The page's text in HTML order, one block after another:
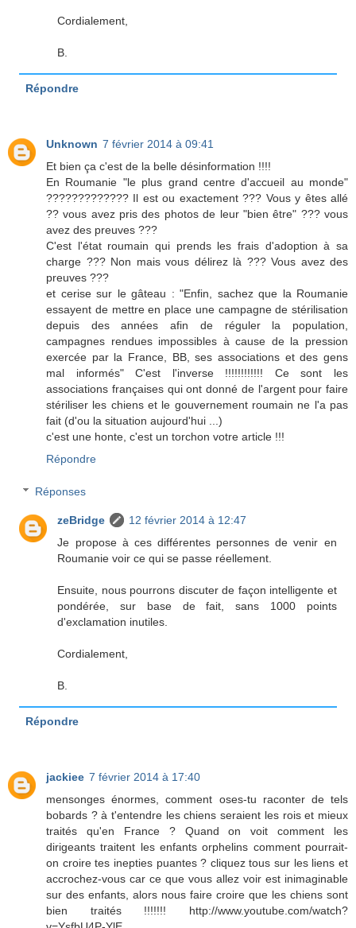
Cordialement,
B.
Répondre
Unknown 7 février 2014 à 09:41
Et bien ça c'est de la belle désinformation !!!!
En Roumanie "le plus grand centre d'accueil au monde"
????????????? Il est ou exactement ??? Vous y êtes allé
?? vous avez pris des photos de leur "bien être" ??? vous
avez des preuves ???
C'est l'état roumain qui prends les frais d'adoption à sa
charge ??? Non mais vous délirez là ??? Vous avez des
preuves ???
et cerise sur le gâteau : "Enfin, sachez que la Roumanie
essayent de mettre en place une campagne de stérilisation
depuis des années afin de réguler la population,
campagnes rendues impossibles à cause de la pression
exercée par la France, BB, ses associations et des gens
mal informés" C'est l'inverse !!!!!!!!!!!! Ce sont les
associations françaises qui ont donné de l'argent pour faire
stériliser les chiens et le gouvernement roumain ne l'a pas
fait (d'ou la situation aujourd'hui ...)
c'est une honte, c'est un torchon votre article !!!
Répondre
Réponses
zeBridge
12 février 2014 à 12:47
Je propose à ces différentes personnes de venir en
Roumanie voir ce qui se passe réellement.
Ensuite, nous pourrons discuter de façon intelligente et
pondérée, sur base de fait, sans 1000 points
d'exclamation inutiles.
Cordialement,
B.
Répondre
jackiee 7 février 2014 à 17:40
mensonges énormes, comment oses-tu raconter de tels
bobards ? à t'entendre les chiens seraient les rois et mieux
traités qu'en France ? Quand on voit comment les
dirigeants traitent les enfants orphelins comment pourrait-
on croire tes inepties puantes ? cliquez tous sur les liens et
accrochez-vous car ce que vous allez voir est inimaginable
sur des enfants, alors nous faire croire que les chiens sont
bien traités !!!!!!! http://www.youtube.com/watch?